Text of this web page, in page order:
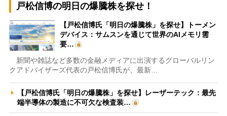
戸松信博の明日の爆騰株を探せ！
【戸松信博氏「明日の爆騰株」を探せ】トーメン
デバイス：サムスンを通じて世界のAIメモリ需
要…
新聞や雑誌など多数の金融メディアに出演するグローバルリン
クアドバイザーズ代表の戸松信博氏が、最新…
【戸松信博氏「明日の爆騰株」を探せ】レーザーテック：最先
端半導体の製造に不可欠な検査装…